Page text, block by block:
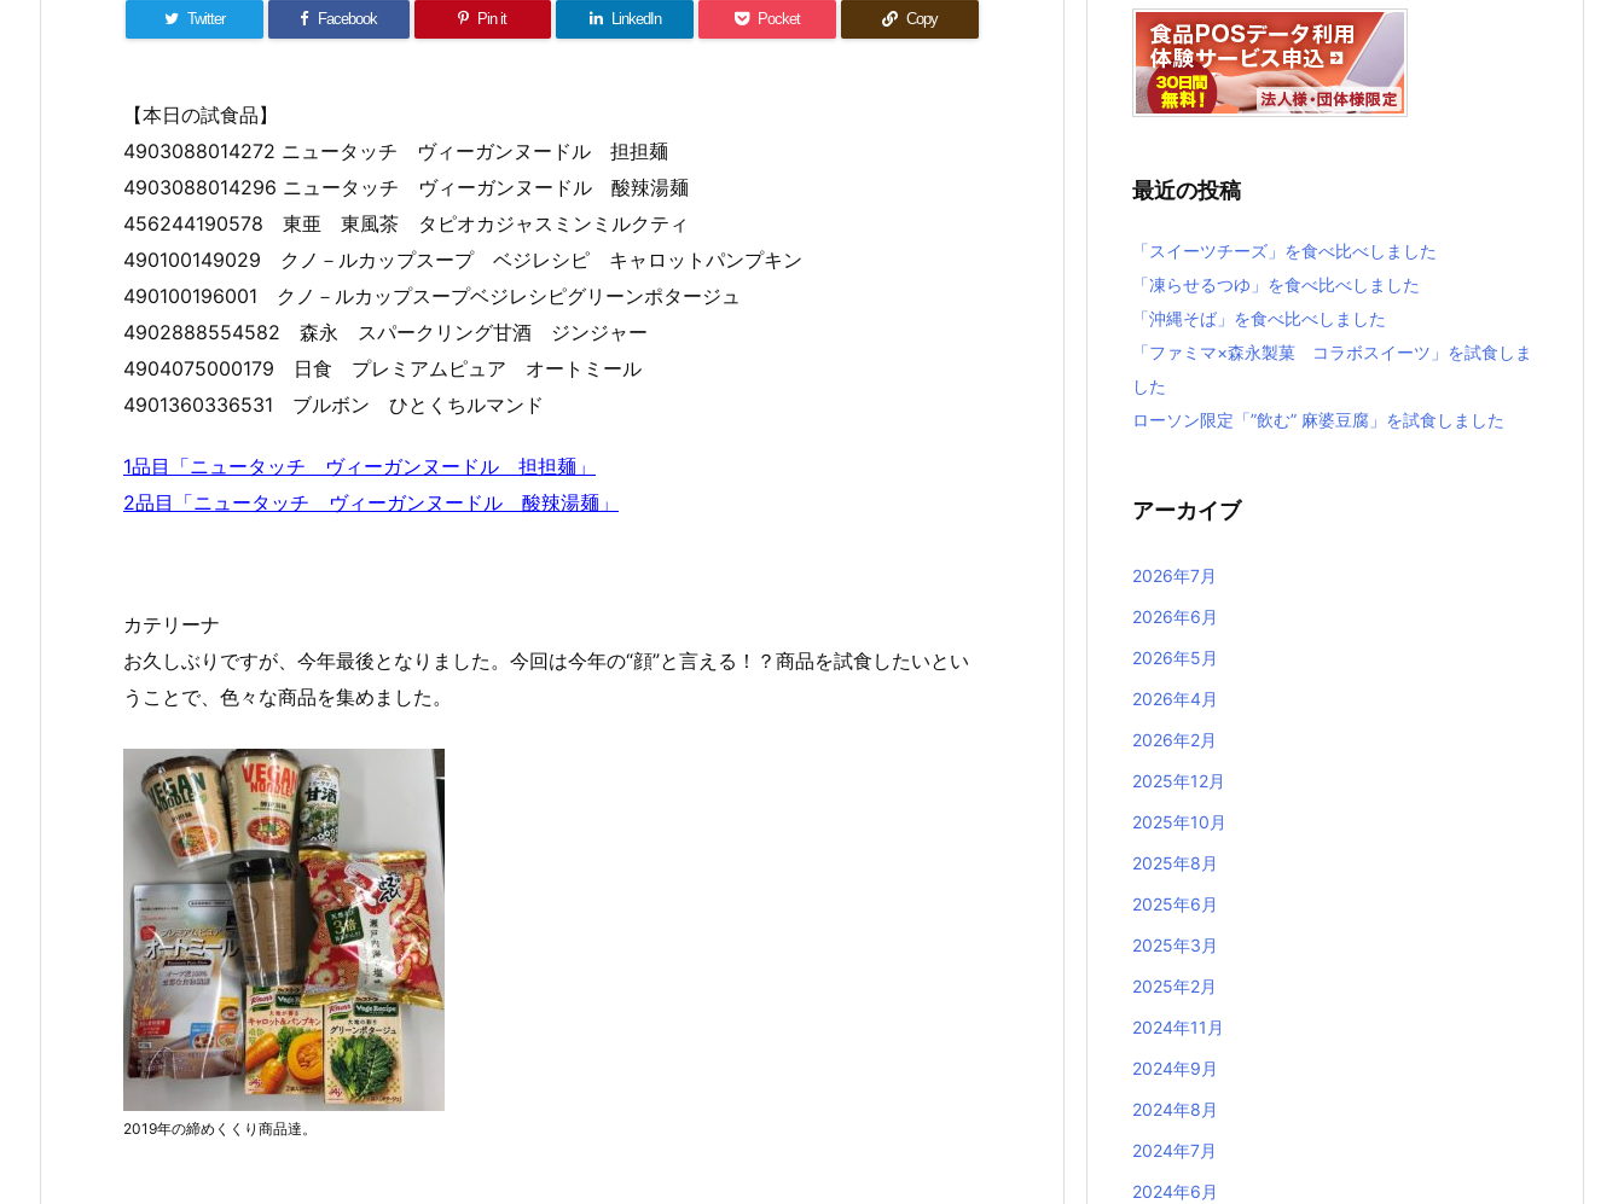
Twitter Facebook Pin it LinkedIn Pocket Copy
【本日の試食品】
4903088014272 ニュータッチ ヴィーガンヌードル 担担麺
4903088014296 ニュータッチ ヴィーガンヌードル 酸辣湯麺
456244190578 東亜 東風茶 タピオカジャスミンミルクティ
490100149029 クノ－ルカップスープ ベジレシピ キャロットパンプキン
490100196001 クノ－ルカップスープベジレシピグリーンポタージュ
4902888554582 森永 スパークリング甘酒 ジンジャー
4904075000179 日食 プレミアムピュア オートミール
4901360336531 ブルボン ひとくちルマンド
1品目「ニュータッチ ヴィーガンヌードル 担担麺」
2品目「ニュータッチ ヴィーガンヌードル 酸辣湯麺」
カテリーナ
お久しぶりですが、今年最後となりました。今回は今年の“顔”と言える！？商品を試食したいとい
うことで、色々な商品を集めました。
2019年の締めくくり商品達。
最近の投稿
「スイーツチーズ」を食べ比べしました
「凍らせるつゆ」を食べ比べしました
「沖縄そば」を食べ比べしました
「ファミマ×森永製菓 コラボスイーツ」を試食しま
した
ローソン限定「”飲む” 麻婆豆腐」を試食しました
アーカイブ
2026年7月
2026年6月
2026年5月
2026年4月
2026年2月
2025年12月
2025年10月
2025年8月
2025年6月
2025年3月
2025年2月
2024年11月
2024年9月
2024年8月
2024年7月
2024年6月